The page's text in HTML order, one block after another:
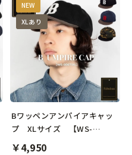
NEW
XLあり
Bワッペンアンパイアキャッ
プ XLサイズ 【WS-
￥4,950